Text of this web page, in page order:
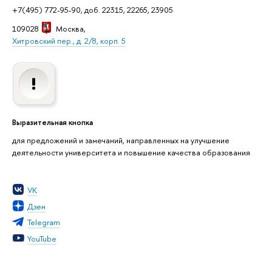
+7(495) 772-95-90, доб. 22315, 22265, 23905
109028
Москва,
Хитровский пер., д. 2/8, корп. 5
Выразительная кнопка
для предложений и замечаний, направленных на улучшение
деятельности университета и повышение качества образования
VK
Дзен
Telegram
YouTube